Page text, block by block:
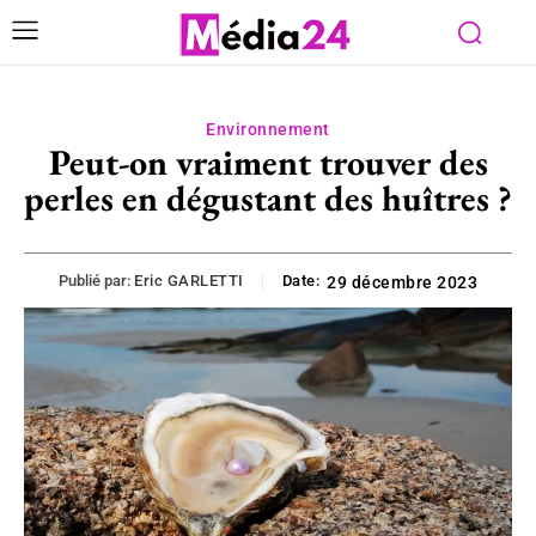
Environnement
Peut-on vraiment trouver des
perles en dégustant des huîtres ?
Publié par: Eric GARLETTI Date: 29 décembre 2023